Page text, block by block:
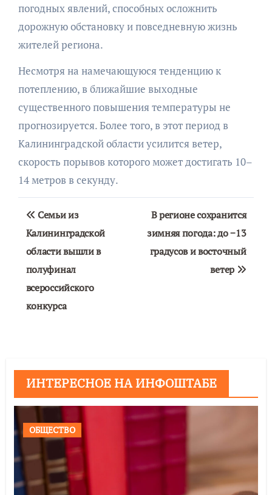
погодных явлений, способных осложнить
дорожную обстановку и повседневную жизнь
жителей региона.
Несмотря на намечающуюся тенденцию к
потеплению, в ближайшие выходные
существенного повышения температуры не
прогнозируется. Более того, в этот период в
Калининградской области усилится ветер,
скорость порывов которого может достигать 10–
14 метров в секунду.
Навигация
по
записям
Семьи из
Калининградской
области вышли в
полуфинал
всероссийского
конкурса
В регионе сохранится
зимняя погода: до −13
градусов и восточный
ветер
ИНТЕРЕСНОЕ НА ИНФОШТАБЕ
ОБЩЕСТВО